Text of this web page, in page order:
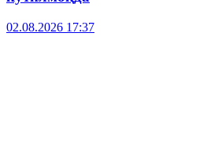
02.08.2026 17:37